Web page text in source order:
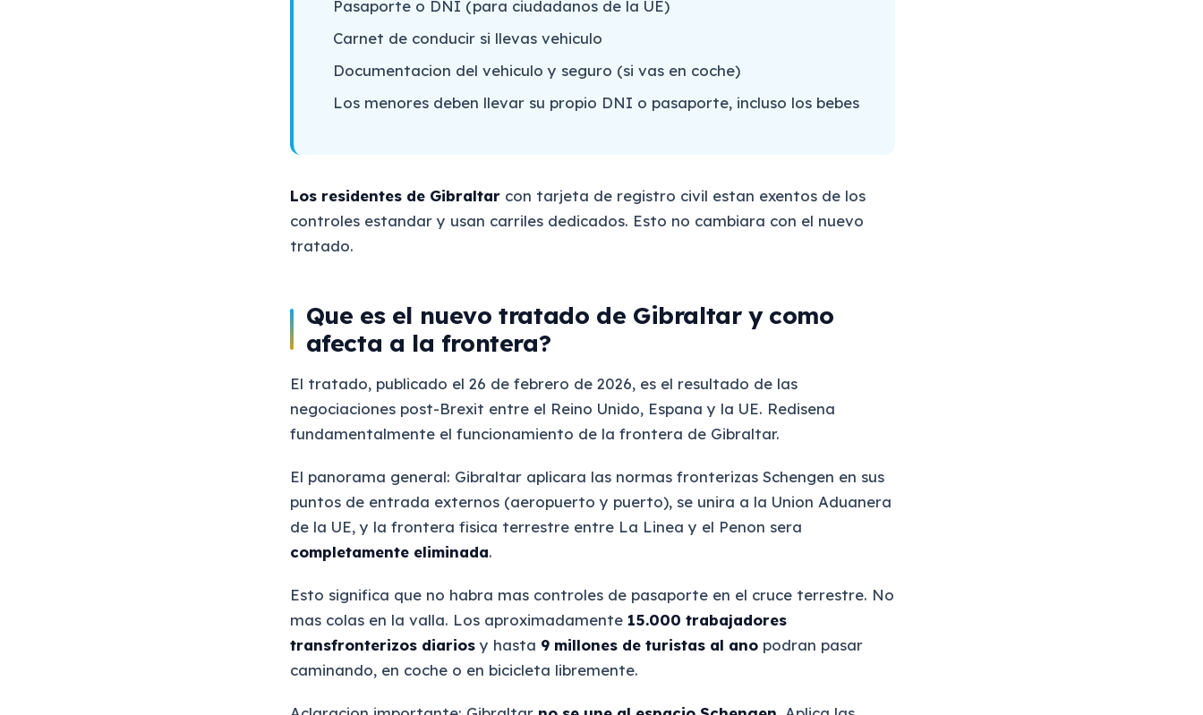
Pasaporte o DNI (para ciudadanos de la UE)
Carnet de conducir si llevas vehiculo
Documentacion del vehiculo y seguro (si vas en coche)
Los menores deben llevar su propio DNI o pasaporte, incluso los bebes
Los residentes de Gibraltar con tarjeta de registro civil estan exentos de los
controles estandar y usan carriles dedicados. Esto no cambiara con el nuevo
tratado.
Que es el nuevo tratado de Gibraltar y como
afecta a la frontera?
El tratado, publicado el 26 de febrero de 2026, es el resultado de las
negociaciones post-Brexit entre el Reino Unido, Espana y la UE. Redisena
fundamentalmente el funcionamiento de la frontera de Gibraltar.
El panorama general: Gibraltar aplicara las normas fronterizas Schengen en sus
puntos de entrada externos (aeropuerto y puerto), se unira a la Union Aduanera
de la UE, y la frontera fisica terrestre entre La Linea y el Penon sera
completamente eliminada.
Esto significa que no habra mas controles de pasaporte en el cruce terrestre. No
mas colas en la valla. Los aproximadamente 15.000 trabajadores
transfronterizos diariosy hasta 9 millones de turistas al ano podran pasar
caminando, en coche o en bicicleta libremente.